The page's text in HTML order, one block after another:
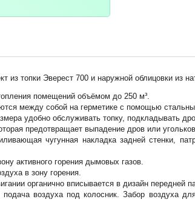
из топки Эверест 700 и наружной облицовки из
помещений объёмом до 250 м³.
между собой на герметике с помощью
удобно обслуживать топку, подкладывать
предотвращает выпадение дров или
чугунная накладка задней стенки,
активного горения дымовых газов.
в зону горения.
органично вписывается в дизайн передней
воздуха под колосник. Забор воздуха